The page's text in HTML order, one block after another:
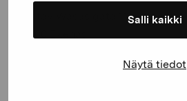
Salli kaikki
Näytä tiedot
10600 Ekenäs